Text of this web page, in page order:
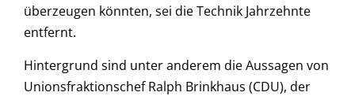
überzeugen könnten, sei die Technik Jahrzehnte
entfernt.
Hintergrund sind unter anderem die Aussagen von
Unionsfraktionschef Ralph Brinkhaus (CDU), der